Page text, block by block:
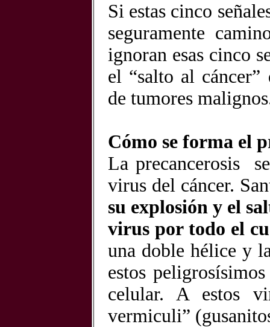
Si estas cinco
seguramente
ignoran esas cinco
el “salto al cáncer”
de tumores
Cómo se forma el
La precancerosis
virus del cáncer.
su explosión y el
virus por todo el
una doble hélice y
estos
celular. A estos
vermiculi”